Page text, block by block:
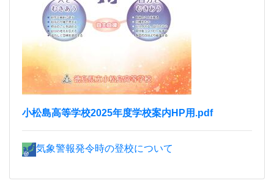
小松島高等学校2025年度学校案内HP用.pdf
気象警報発令時の登校について